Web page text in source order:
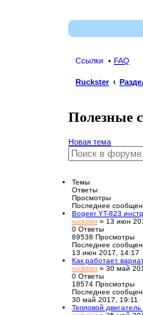
Ссылки FAQ
Ruckster
Полезные
Новая тема
Темы
Ответы
Просмотры
Последнее
Bogeer YT-823
ruckster» 13 июн
0 Ответы
89538 Просмотры
Последнее
13 июн 2017, 14:17
Как работает
ruckster» 30 май
0 Ответы
18574 Просмотры
Последнее
30 май 2017, 19:11
Тепловой